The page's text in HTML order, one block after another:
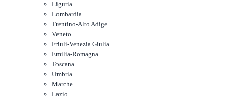
Liguria
Lombardia
Trentino-Alto Adige
Veneto
Friuli-Venezia Giulia
Emilia-Romagna
Toscana
Umbria
Marche
Lazio